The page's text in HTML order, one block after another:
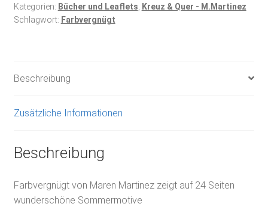
Kategorien: Bücher und Leaflets
Kreuz & Quer - M.Martinez
Schlagwort: Farbvergnügt
Beschreibung
Zusätzliche Informationen
Beschreibung
Farbvergnügt von Maren Martinez zeigt auf 24 Seiten
wunderschöne Sommermotive